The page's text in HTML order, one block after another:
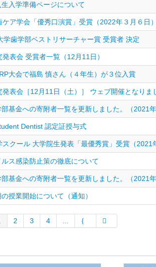
入学準備ページについて
ケア学会「優秀口演賞」受賞（2022年３月６日
学歯学部ベストリサーチャー賞 受賞者 決定
表会 受賞者一覧（12月11日）
大会で福島 慎さん（４年生）が３位入賞
発表会［12月11日（土）］ ウェブ開催となりま
部基金への寄附者一覧を更新しました。（2021
Dentist 認定証授与式
スクール 大学院生発表「最優秀賞」受賞（2021
ス感染防止策の徹底について
部基金への寄附者一覧を更新しました。（2021
授業開始について（通知）
2 3 4